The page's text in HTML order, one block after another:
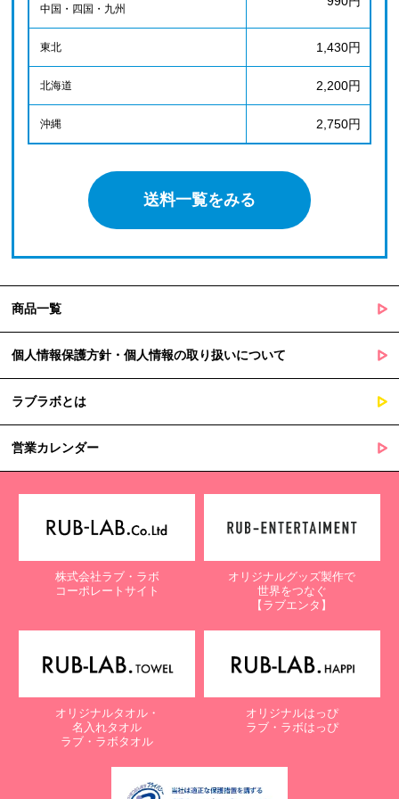
中国・四国・九州
東北 1,430円
北海道 2,200円
沖縄 2,750円
送料一覧をみる
商品一覧
個人情報保護方針・個人情報の取り扱いについて
ラブラボとは
営業カレンダー
株式会社ラブ・ラボ
コーポレートサイト
オリジナルグッズ製作で
世界をつなぐ
【ラブエンタ】
オリジナルタオル・
名入れタオル
ラブ・ラボタオル
オリジナルはっぴ
ラブ・ラボはっぴ